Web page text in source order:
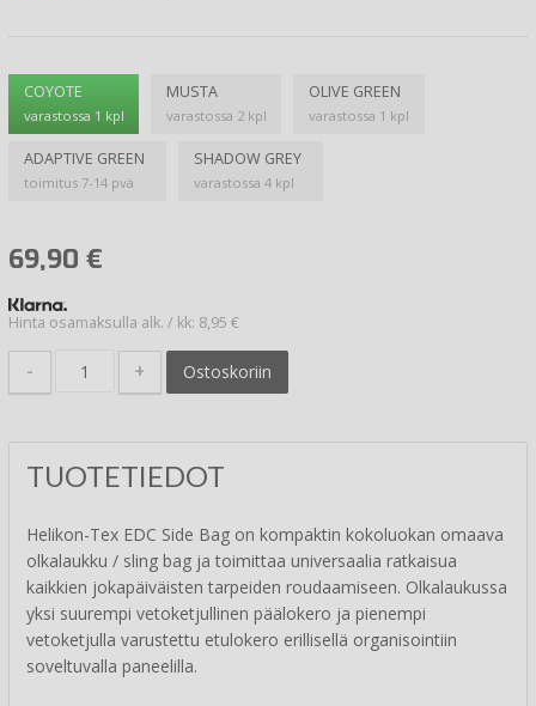
COYOTE
varastossa 1 kpl
MUSTA
varastossa 2 kpl
OLIVE GREEN
varastossa 1 kpl
ADAPTIVE GREEN
toimitus 7-14 pvä
SHADOW GREY
varastossa 4 kpl
69,90 €
Hinta osamaksulla alk. / kk: 8,95 €
- + Ostoskoriin
TUOTETIEDOT
Helikon-Tex EDC Side Bag on kompaktin kokoluokan omaava
olkalaukku / sling bag ja toimittaa universaalia ratkaisua
kaikkien jokapäiväisten tarpeiden roudaamiseen. Olkalaukussa
yksi suurempi vetoketjullinen päälokero ja pienempi
vetoketjulla varustettu etulokero erillisellä organisointiin
soveltuvalla paneelilla.